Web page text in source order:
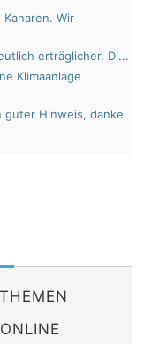
Wir
erträglicher. Di...
Klimaanlage
guter Hinweis, danke.
THEMEN
ONLINE